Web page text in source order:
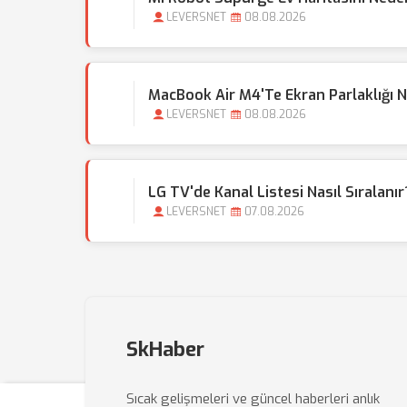
LEVERSNET 08.08.2026
MacBook Air M4'te Ekran Parlaklığı
LEVERSNET 08.08.2026
LG TV'de Kanal Listesi Nasıl
LEVERSNET 07.08.2026
SkHaber
Sıcak gelişmeleri ve güncel haberleri anlık